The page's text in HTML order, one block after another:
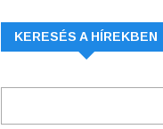
KERESÉS A HÍREKBEN